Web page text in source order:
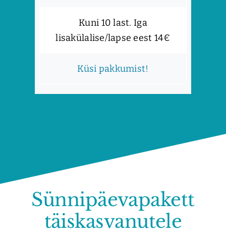
Kuni 10 last. Iga
lisakülalise/lapse eest 14€
Küsi pakkumist!
Sünnipäevapakett
täiskasvanutele